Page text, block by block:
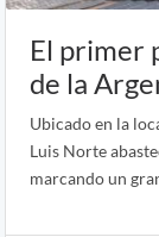
El primer
de la
Ubicado en la
Luis Norte
marcando un